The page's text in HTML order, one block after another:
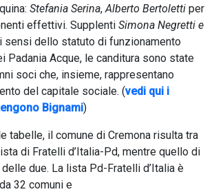
Stefania Serina,Alberto Bertoletti per
effettivi. Supplenti Simona Negretti e
sensi dello statuto di funzionamento
Padania Acque, le canditura sono state
soci che, insieme, rappresentano
del capitale sociale. (vedi qui i
Bignami)
tabelle, il comune di Cremona risulta tra
di Fratelli d’Italia-Pd, mentre quello di
due. La lista Pd-Fratelli d’Italia è
32 comuni e